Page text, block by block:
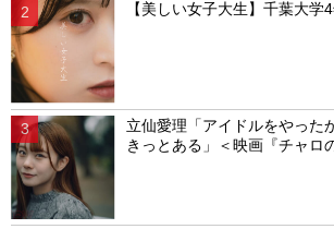
【美しい女子大生】千葉大学
立仙愛理「アイドルをやった
きっとある」＜映画『チャロ